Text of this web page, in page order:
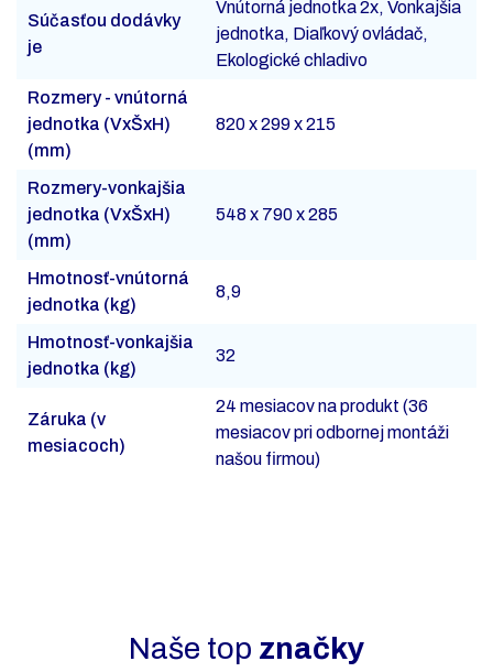
Súčasťou dodávky
je
Vnútorná jednotka 2x, Vonkajšia
jednotka, Diaľkový ovládač,
Ekologické chladivo
Rozmery - vnútorná
jednotka (VxŠxH)
(mm)
820 x 299 x 215
Rozmery-vonkajšia
jednotka (VxŠxH)
(mm)
548 x 790 x 285
Hmotnosť-vnútorná
jednotka (kg)
8,9
Hmotnosť-vonkajšia
jednotka (kg)
32
Záruka (v
mesiacoch)
24 mesiacov na produkt (36
mesiacov pri odbornej montáži
našou firmou)
Naše top značky